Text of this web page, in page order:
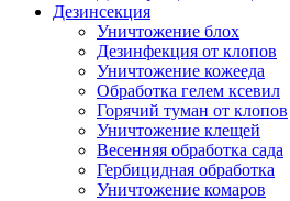
Дезинсекция
Уничтожение блох
Дезинфекция от клопов
Уничтожение кожееда
Обработка гелем ксевил
Горячий туман от клопов
Уничтожение клещей
Весенняя обработка сада
Гербицидная обработка
Уничтожение комаров